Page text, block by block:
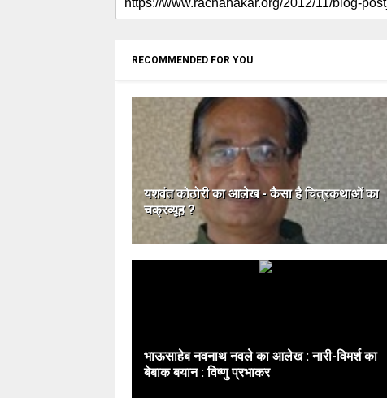
RECOMMENDED FOR YOU
यशवंत कोठोरी का आलेख - कैसा है चित्रकथाओं का
चक्रव्यूह ?
भाऊसाहेब नवनाथ नवले का आलेख : नारी-विमर्श का
बेबाक बयान : विष्णु प्रभाकर